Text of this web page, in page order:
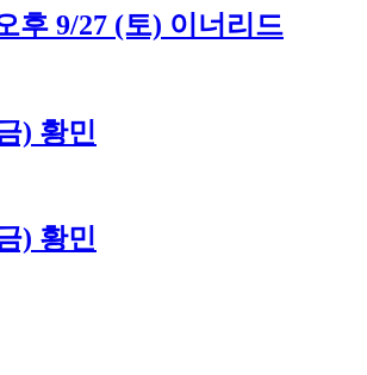
후 9/27 (토) 이너리드
) 황민
) 황민